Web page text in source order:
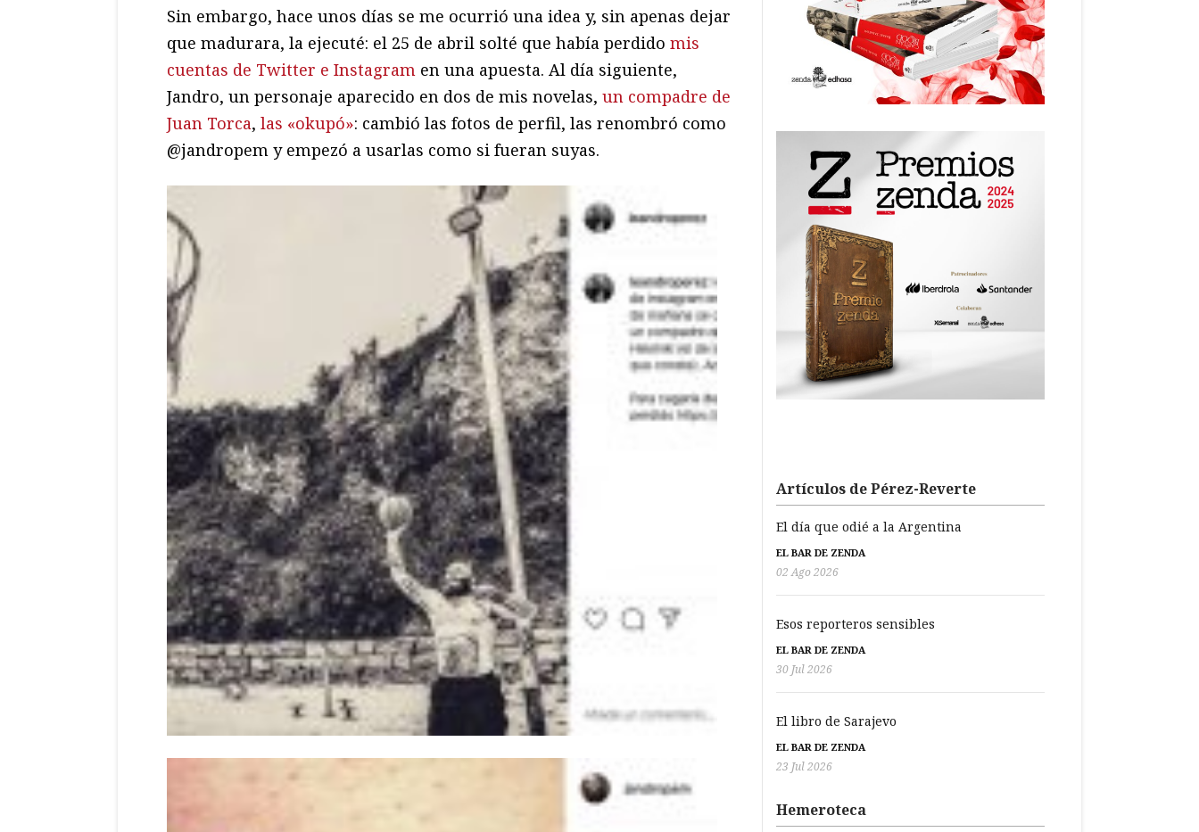
Sin embargo, hace unos días se me ocurrió una idea y, sin apenas dejar
que madurara, la ejecuté: el 25 de abril solté que había perdido mis
cuentas de Twitter e Instagram en una apuesta. Al día siguiente,
Jandro, un personaje aparecido en dos de mis novelas, un compadre de
Juan Torca, las «okupó»: cambió las fotos de perfil, las renombró como
@jandropem y empezó a usarlas como si fueran suyas.
Artículos de Pérez-Reverte
El día que odié a la Argentina
EL BAR DE ZENDA
02 Ago 2026
Esos reporteros sensibles
EL BAR DE ZENDA
30 Jul 2026
El libro de Sarajevo
EL BAR DE ZENDA
23 Jul 2026
Hemeroteca